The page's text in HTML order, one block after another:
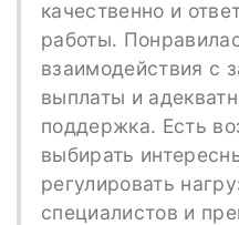
качественно и
работы.
взаимодействия с
выплаты и
поддержка. Есть
выбирать
регулировать
специалистов и